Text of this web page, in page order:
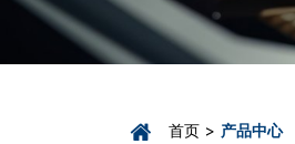
首页 产品中心